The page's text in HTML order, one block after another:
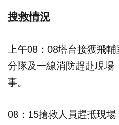
搜救情況
上午08：08塔台接獲飛
分隊及一線消防趕赴現場
事。
08：15搶救人員趕抵現場